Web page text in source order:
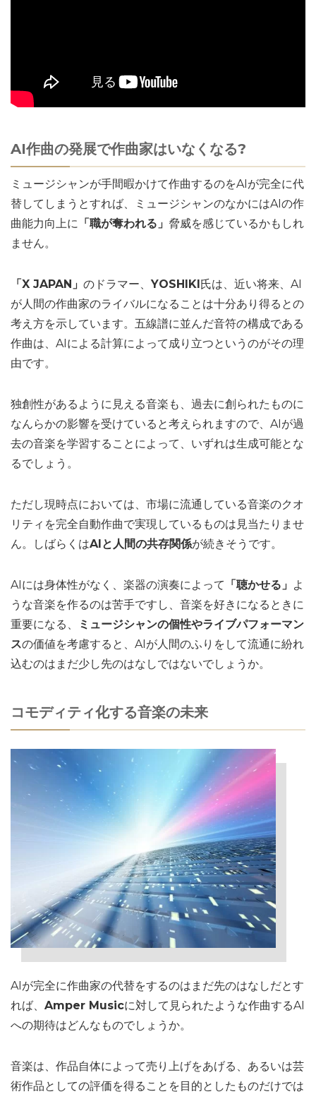
AI作曲の発展で作曲家はいなくなる?
ミュージシャンが手間暇かけて作曲するのをAIが完全に代
替してしまうとすれば、ミュージシャンのなかにはAIの作
曲能力向上に 「職が奪われる」 脅威を感じているかもしれ
ません。
「X JAPAN」 のドラマー、 YOSHIKI氏は、近い将来、AI
が人間の作曲家のライバルになることは十分あり得るとの
考え方を示しています。五線譜に並んだ音符の構成である
作曲は、AIによる計算によって成り立つというのがその理
由です。
独創性があるように見える音楽も、過去に創られたものに
なんらかの影響を受けていると考えられますので、AIが過
去の音楽を学習することによって、いずれは生成可能とな
るでしょう。
ただし現時点においては、市場に流通している音楽のクオ
リティを完全自動作曲で実現しているものは見当たりませ
ん。しばらくはAIと人間の共存関係が続きそうです。
AIには身体性がなく、楽器の演奏によって 「聴かせる」 よ
うな音楽を作るのは苦手ですし、音楽を好きになるときに
重要になる、
ミュージシャンの個性やライブパフォーマン
スの価値を考慮すると、AIが人間のふりをして流通に紛れ
込むのはまだ少し先のはなしではないでしょうか。
コモディティ化する音楽の未来
AIが完全に作曲家の代替をするのはまだ先のはなしだとす
れば、 Amper Musicに対して見られたような作曲するAI
への期待はどんなものでしょうか。
音楽は、作品自体によって売り上げをあげる、あるいは芸
術作品としての評価を得ることを目的としたものだけでは